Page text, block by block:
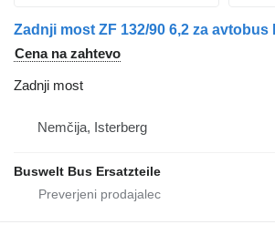
Zadnji most ZF 132/90 6,2 za
Cena na zahtevo
Zadnji most
Nemčija, Isterberg
Buswelt Bus Ersatzteile